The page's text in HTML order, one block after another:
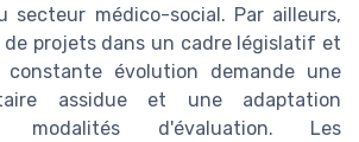
secteur médico-social. Par ailleurs,
projets dans un cadre législatif et
évolution demande une
assidue et une adaptation
modalités d'évaluation. Les